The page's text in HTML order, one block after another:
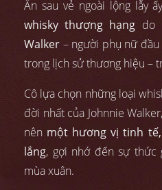
Ẩn sau vẻ ngoài lộng lẫy
whisky thượng hạng do
Walker – người phụ nữ
trong lịch sử thương hiệu –
Cô lựa chọn những loại
đời nhất của Johnnie
nên một hương vị tinh
lắng, gợi nhớ đến sự thức
mùa xuân.